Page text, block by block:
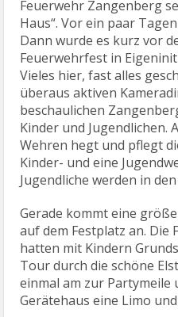
Feuerwehr Zangenberg
Haus“. Vor ein paar
Dann wurde es kurz vor
Feuerwehrfest in
Vieles hier, fast alles
überaus aktiven
beschaulichen
Kinder und Jugendlichen.
Wehren hegt und pflegt
Kinder- und eine
Jugendliche werden in
Gerade kommt eine
auf dem Festplatz an.
hatten mit Kindern
Tour durch die schöne
einmal am zur
Gerätehaus eine Limo